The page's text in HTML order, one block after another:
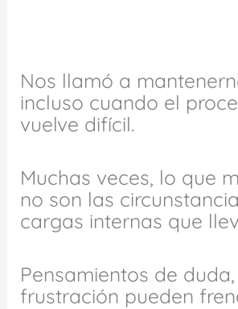
Nos llamó a
incluso cuando el
vuelve difícil.
Muchas veces, lo que
no son las
cargas internas que
Pensamientos de
frustración pueden